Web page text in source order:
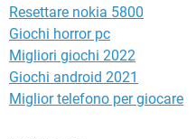
Resettare nokia 5800
Giochi horror pc
Migliori giochi 2022
Giochi android 2021
Miglior telefono per giocare